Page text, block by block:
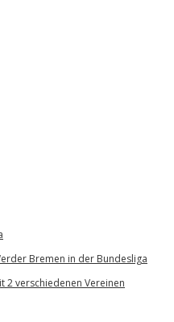
Bremen in der Bundesliga
2 verschiedenen Vereinen